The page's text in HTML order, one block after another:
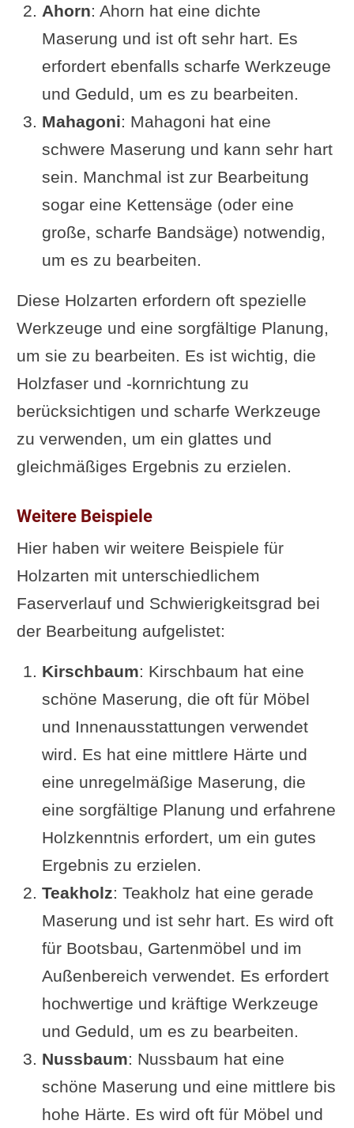
Ahorn: Ahorn hat eine dichte
Maserung und ist oft sehr hart. Es
erfordert ebenfalls scharfe Werkzeuge
und Geduld, um es zu bearbeiten.
Mahagoni: Mahagoni hat eine
schwere Maserung und kann sehr hart
sein. Manchmal ist zur Bearbeitung
sogar eine Kettensäge (oder eine
große, scharfe Bandsäge) notwendig,
um es zu bearbeiten.
Diese Holzarten erfordern oft spezielle
Werkzeuge und eine sorgfältige Planung,
um sie zu bearbeiten. Es ist wichtig, die
Holzfaser und -kornrichtung zu
berücksichtigen und scharfe Werkzeuge
zu verwenden, um ein glattes und
gleichmäßiges Ergebnis zu erzielen.
Weitere Beispiele
Hier haben wir weitere Beispiele für
Holzarten mit unterschiedlichem
Faserverlauf und Schwierigkeitsgrad bei
der Bearbeitung aufgelistet:
Kirschbaum: Kirschbaum hat eine
schöne Maserung, die oft für Möbel
und Innenausstattungen verwendet
wird. Es hat eine mittlere Härte und
eine unregelmäßige Maserung, die
eine sorgfältige Planung und erfahrene
Holzkenntnis erfordert, um ein gutes
Ergebnis zu erzielen.
Teakholz: Teakholz hat eine gerade
Maserung und ist sehr hart. Es wird oft
für Bootsbau, Gartenmöbel und im
Außenbereich verwendet. Es erfordert
hochwertige und kräftige Werkzeuge
und Geduld, um es zu bearbeiten.
Nussbaum: Nussbaum hat eine
schöne Maserung und eine mittlere bis
hohe Härte. Es wird oft für Möbel und